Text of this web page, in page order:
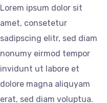
Lorem ipsum dolor sit
amet, consetetur
sadipscing elitr, sed diam
nonumy eirmod tempor
invidunt ut labore et
dolore magna aliquyam
erat, sed diam voluptua.